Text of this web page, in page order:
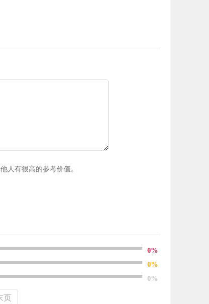
人有很高的参考价值。
0%
0%
0%
页